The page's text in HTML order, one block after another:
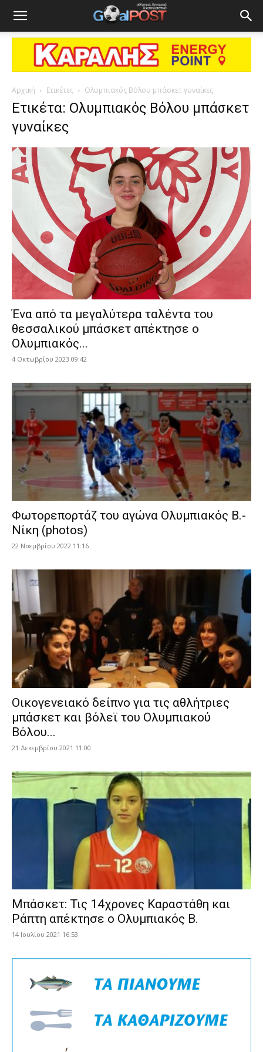
Αρχική Ετικέτες Ολυμπιακός Βόλου μπάσκετ γυναίκες
Ετικέτα: Ολυμπιακός Βόλου μπάσκετ
γυναίκες
Ένα από τα μεγαλύτερα ταλέντα του
θεσσαλικού μπάσκετ απέκτησε ο
Ολυμπιακός...
4 Οκτωβρίου 2023 09:42
Φωτορεπορτάζ του αγώνα Ολυμπιακός Β.-
Νίκη (photos)
22 Νοεμβρίου 2022 11:16
Οικογενειακό δείπνο για τις αθλήτριες
μπάσκετ και βόλεϊ του Ολυμπιακού
Βόλου...
21 Δεκεμβρίου 2021 11:00
Μπάσκετ: Τις 14χρονες Καραστάθη και
Ράπτη απέκτησε ο Ολυμπιακός Β.
14 Ιουλίου 2021 16:53